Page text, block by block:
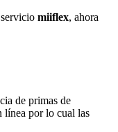
miiflex, ahora
de primas de
línea por lo cual las